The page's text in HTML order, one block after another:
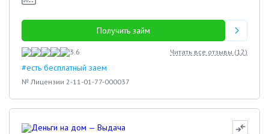
Получить займ
3.6 Читать все отзывы (12)
#есть бесплатный заем
№ Лицензии 2-11-01-77-000037